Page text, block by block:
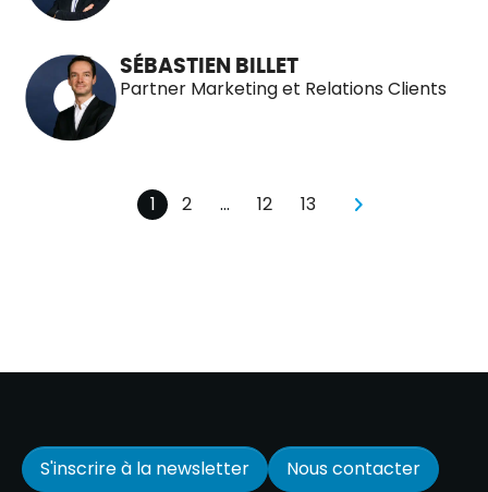
SÉBASTIEN BILLET
Partner Marketing et Relations Clients
pagination
1 pagination
2 … pagination
12 pagination
13 Page suivante
S'inscrire à la newsletter Nous contacter